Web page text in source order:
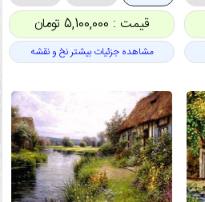
قیمت : 5,100,000 تومان
مشاهده جزئیات بیشتر نخ و نقشه